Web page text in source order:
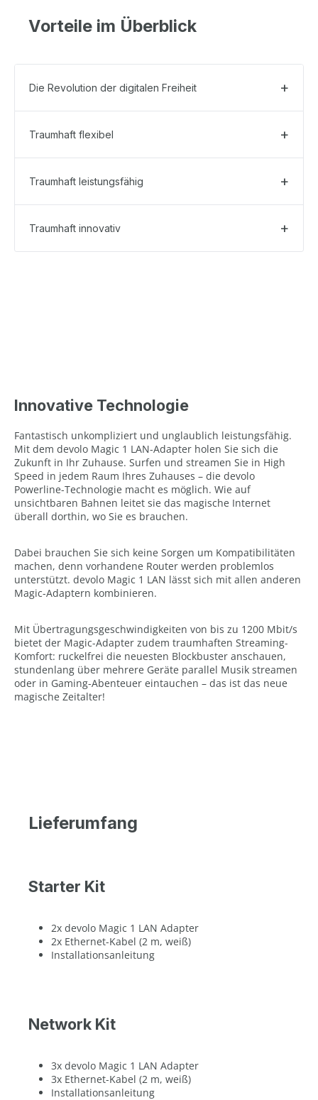
Vorteile im Überblick
Die Revolution der digitalen Freiheit
Traumhaft flexibel
Traumhaft leistungsfähig
Traumhaft innovativ
Innovative Technologie
Fantastisch unkompliziert und unglaublich leistungsfähig.
Mit dem devolo Magic 1 LAN-Adapter holen Sie sich die
Zukunft in Ihr Zuhause. Surfen und streamen Sie in High
Speed in jedem Raum Ihres Zuhauses – die devolo
Powerline-Technologie macht es möglich. Wie auf
unsichtbaren Bahnen leitet sie das magische Internet
überall dorthin, wo Sie es brauchen.
Dabei brauchen Sie sich keine Sorgen um Kompatibilitäten
machen, denn vorhandene Router werden problemlos
unterstützt. devolo Magic 1 LAN lässt sich mit allen anderen
Magic-Adaptern kombinieren.
Mit Übertragungsgeschwindigkeiten von bis zu 1200 Mbit/s
bietet der Magic-Adapter zudem traumhaften Streaming-
Komfort: ruckelfrei die neuesten Blockbuster anschauen,
stundenlang über mehrere Geräte parallel Musik streamen
oder in Gaming-Abenteuer eintauchen – das ist das neue
magische Zeitalter!
Lieferumfang
Starter Kit
2x devolo Magic 1 LAN Adapter
2x Ethernet-Kabel (2 m, weiß)
Installationsanleitung
Network Kit
3x devolo Magic 1 LAN Adapter
3x Ethernet-Kabel (2 m, weiß)
Installationsanleitung